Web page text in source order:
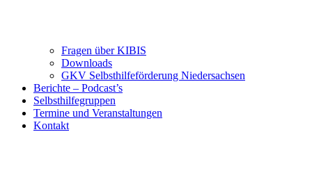
Fragen über KIBIS
Downloads
GKV Selbsthilfeförderung Niedersachsen
Berichte – Podcast’s
Selbsthilfegruppen
Termine und Veranstaltungen
Kontakt